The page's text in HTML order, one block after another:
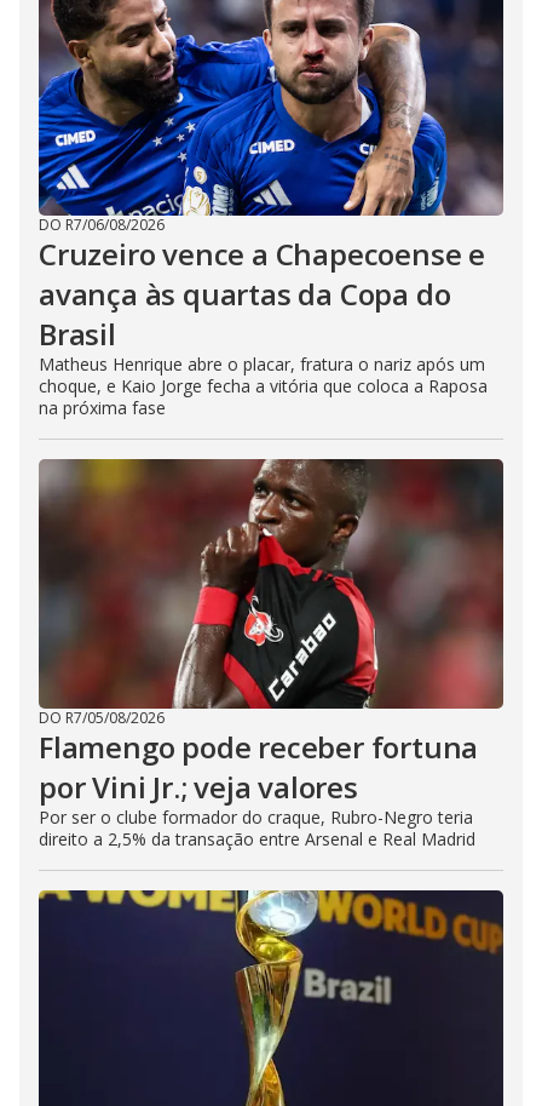
DO R7/06/08/2026
Cruzeiro vence a Chapecoense e
avança às quartas da Copa do
Brasil
Matheus Henrique abre o placar, fratura o nariz após um
choque, e Kaio Jorge fecha a vitória que coloca a Raposa
na próxima fase
DO R7/05/08/2026
Flamengo pode receber fortuna
por Vini Jr.; veja valores
Por ser o clube formador do craque, Rubro-Negro teria
direito a 2,5% da transação entre Arsenal e Real Madrid